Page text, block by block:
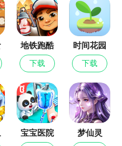
使用起来更流畅了哦~
地铁跑酷
下载
时间花园
下载
宝宝医院 梦仙灵